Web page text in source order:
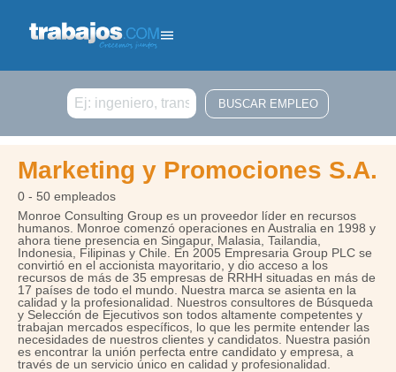
Buscar
Marketing y Promociones S.A.
0 - 50 empleados
Monroe Consulting Group es un proveedor líder en recursos
humanos. Monroe comenzó operaciones en Australia en 1998 y
ahora tiene presencia en Singapur, Malasia, Tailandia,
Indonesia, Filipinas y Chile. En 2005 Empresaria Group PLC se
convirtió en el accionista mayoritario, y dio acceso a los
recursos de más de 35 empresas de RRHH situadas en más de
17 países de todo el mundo. Nuestra marca se asienta en la
calidad y la profesionalidad. Nuestros consultores de Búsqueda
y Selección de Ejecutivos son todos altamente competentes y
trabajan mercados específicos, lo que les permite entender las
necesidades de nuestros clientes y candidatos. Nuestra pasión
es encontrar la unión perfecta entre candidato y empresa, a
través de un servicio único en calidad y profesionalidad.